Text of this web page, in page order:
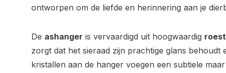
ontworpen om de liefde en herinnering aan je
De ashanger is vervaardigd uit hoogwaardig
zorgt dat het sieraad zijn prachtige glans behoudt
kristallen aan de hanger voegen een subtiele